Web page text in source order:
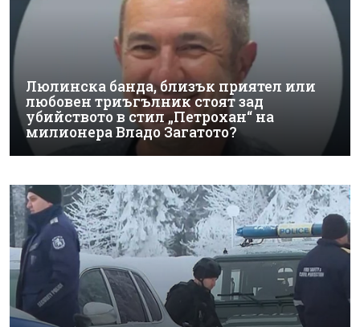
Люлинска банда, близък приятел или
любовен триъгълник стоят зад
убийството в стил „Петрохан“ на
милионера Владо Загатото?